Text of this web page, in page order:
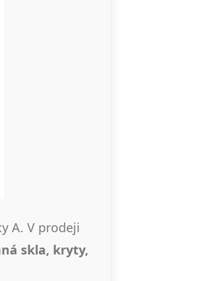
A. V prodeji
skla, kryty,